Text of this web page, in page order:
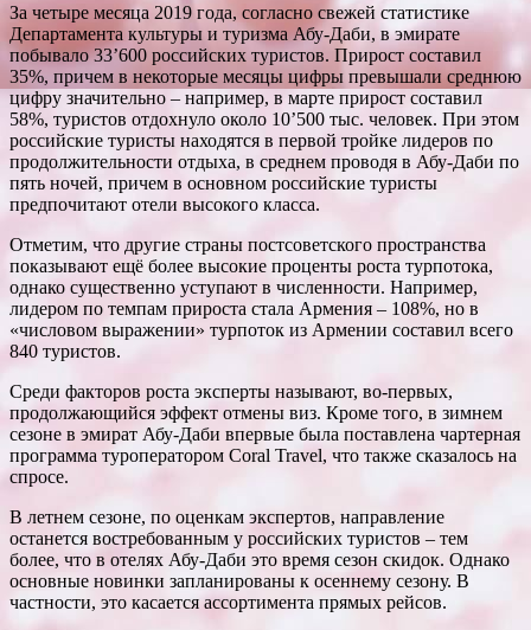
За четыре месяца 2019 года, согласно свежей статистике
Департамента культуры и туризма Абу-Даби, в эмирате
побывало 33’600 российских туристов. Прирост составил
35%, причем в некоторые месяцы цифры превышали среднюю
цифру значительно – например, в марте прирост составил
58%, туристов отдохнуло около 10’500 тыс. человек. При этом
российские туристы находятся в первой тройке лидеров по
продолжительности отдыха, в среднем проводя в Абу-Даби по
пять ночей, причем в основном российские туристы
предпочитают отели высокого класса.
Отметим, что другие страны постсоветского пространства
показывают ещё более высокие проценты роста турпотока,
однако существенно уступают в численности. Например,
лидером по темпам прироста стала Армения – 108%, но в
«числовом выражении» турпоток из Армении составил всего
840 туристов.
Среди факторов роста эксперты называют, во-первых,
продолжающийся эффект отмены виз. Кроме того, в зимнем
сезоне в эмират Абу-Даби впервые была поставлена чартерная
программа туроператором Coral Travel, что также сказалось на
спросе.
В летнем сезоне, по оценкам экспертов, направление
останется востребованным у российских туристов – тем
более, что в отелях Абу-Даби это время сезон скидок. Однако
основные новинки запланированы к осеннему сезону. В
частности, это касается ассортимента прямых рейсов.